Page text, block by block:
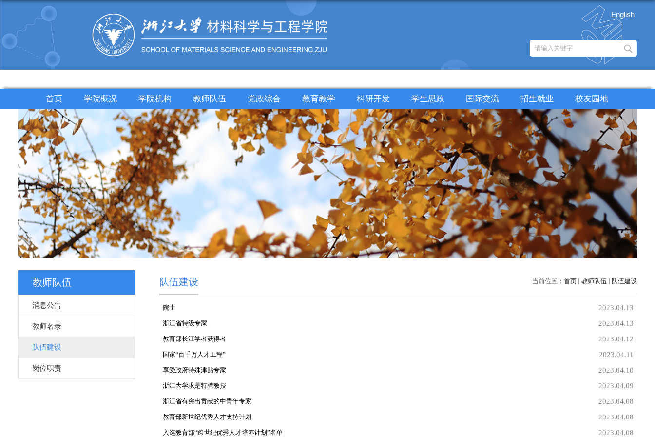
English
首页 学院概况 学院机构 教师队伍 党政综合 教育教学 科研开发 学生思政 国际交流 招生就业 校友园地
教师队伍
消息公告
教师名录
队伍建设
岗位职责
当前位置： 首页 教师队伍 队伍建设
队伍建设
院士 2023.04.13
浙江省特级专家 2023.04.13
教育部长江学者获得者 2023.04.12
国家“百千万人才工程” 2023.04.11
享受政府特殊津贴专家 2023.04.10
浙江大学求是特聘教授 2023.04.09
浙江省有突出贡献的中青年专家 2023.04.08
教育部新世纪优秀人才支持计划 2023.04.08
入选教育部“跨世纪优秀人才培养计划”名单 2023.04.08